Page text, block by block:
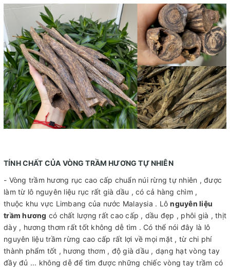
TÍNH CHẤT CỦA VÒNG TRẦM HƯƠNG TỰ NHIÊN
- Vòng trầm hương rục cao cấp chuẩn núi rừng tự nhiên , được
làm từ lô nguyên liệu rục rất già dầu , có cả hàng chìm ,
thuộc khu vực Limbang của nước Malaysia . Lônguyên liệu
trầm hương có chất lượng rất cao cấp , dầu đẹp , phôi già , thịt
dày , hương thơm rất tốt không dễ tìm . Có thể nói đây là lô
nguyên liệu trầm rừng cao cấp rất lợi về mọi mặt , từ chi phí
thành phẩm tốt , hương thơm , độ già dầu , dạng hạt vòng tay
đầy đủ ... không dễ để tìm được những chiếc vòng tay trầm có